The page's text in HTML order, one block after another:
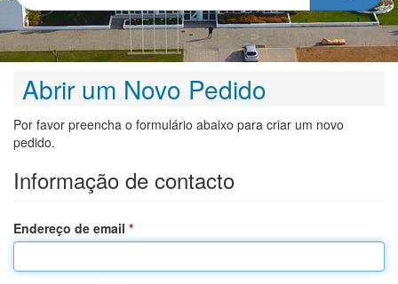
Abrir um Novo Pedido
Por favor preencha o formulário abaixo para criar um novo
pedido.
Informação de contacto
Endereço de email *